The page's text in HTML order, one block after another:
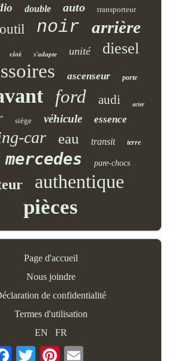
double auto transporteur
outil noir arrière
côté s'adapte unité diesel
ascenseur porte
ford audi acier
siège véhicule essence
car eau transit terre
mercedes pare-chocs
authentique
pièces
Page d'accueil
Nous joindre
de confidentialité
Termes d'utilisation
EN
FR